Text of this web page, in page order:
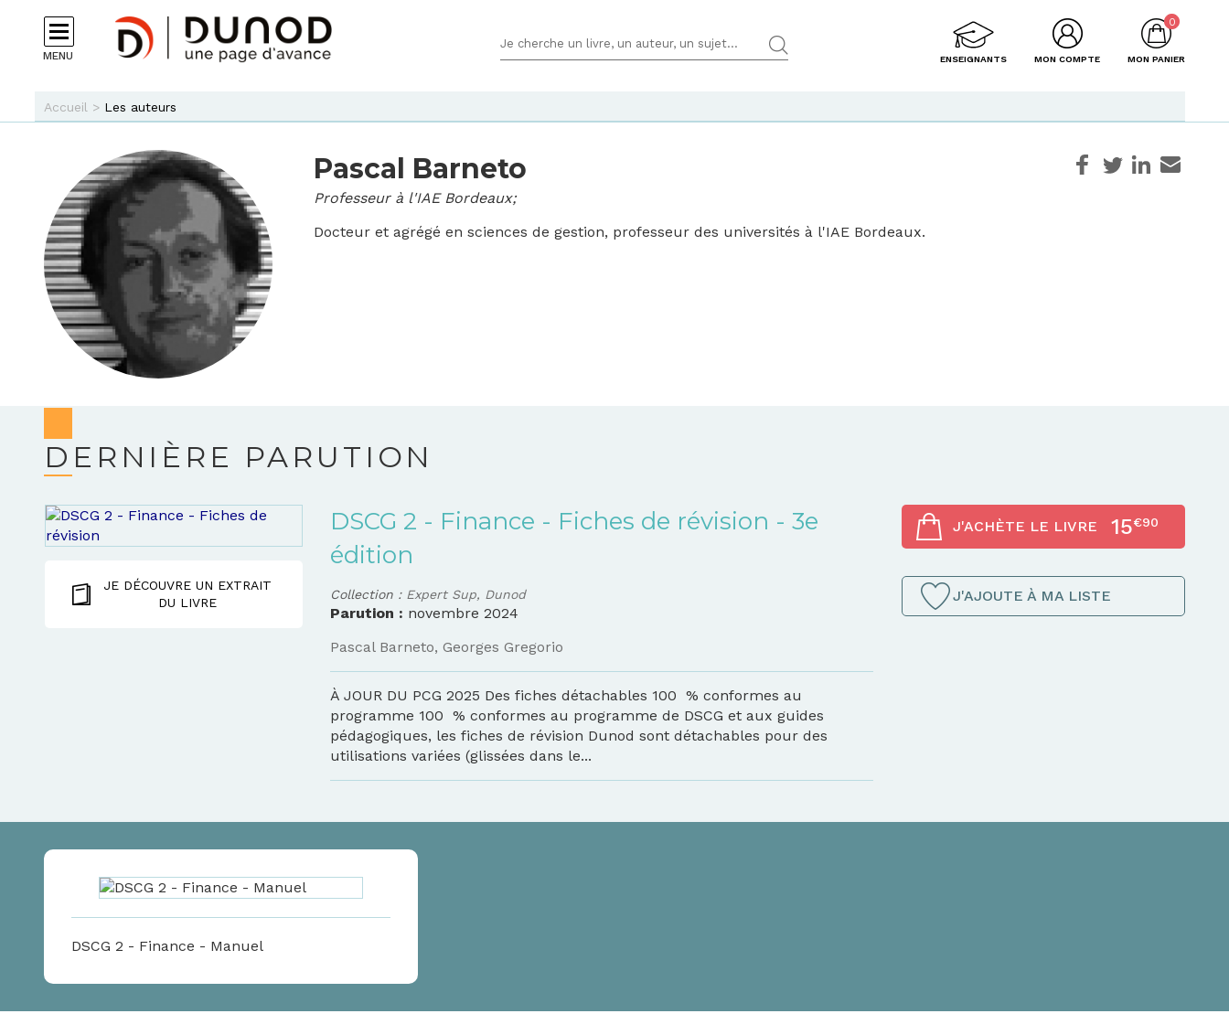
MENU
TERMES DE RECHERCHES
MON PANIER
0
MON COMPTE
ENSEIGNANTS
Vous êtes ici
Accueil > Les auteurs
Pascal Barneto
Professeur à l'IAE Bordeaux;
Docteur et agrégé en sciences de gestion, professeur des universités à l'IAE Bordeaux.
DERNIÈRE PARUTION
JE DÉCOUVRE UN EXTRAIT
DU LIVRE
DSCG 2 - Finance - Fiches de révision - 3e
édition
Collection : Expert Sup, Dunod
Parution : novembre 2024
Pascal Barneto, Georges Gregorio
À JOUR DU PCG 2025 Des fiches détachables 100 % conformes au
programme 100 % conformes au programme de DSCG et aux guides
pédagogiques, les fiches de révision Dunod sont détachables pour des
utilisations variées (glissées dans le...
J'ACHÈTE LE LIVRE 15€90
J'AJOUTE À MA LISTE
DSCG 2 - Finance - Manuel